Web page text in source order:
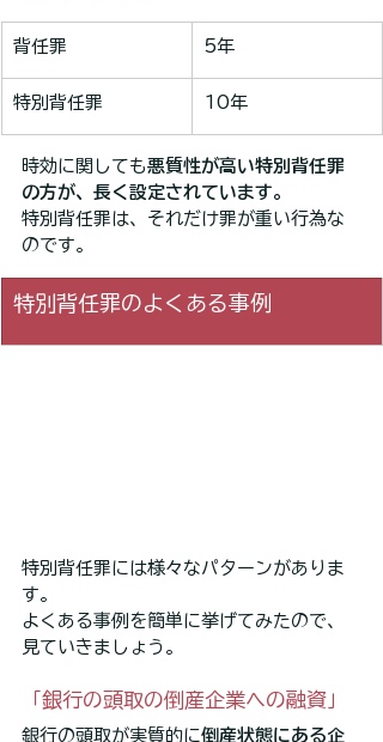
背任罪 5年
特別背任罪 10年
時効に関しても悪質性が高い特別背任罪
の方が、長く設定されています。
特別背任罪は、それだけ罪が重い行為な
のです。
特別背任罪のよくある事例
特別背任罪には様々なパターンがありま
す。
よくある事例を簡単に挙げてみたので、
見ていきましょう。
「銀行の頭取の倒産企業への融資」
銀行の頭取が実質的に倒産状態にある企